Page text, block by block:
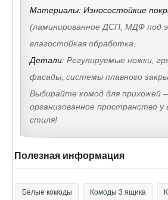
Материалы: Износостойкие
(ламинированное ДСП, МДФ под
влагостойкая обработка.
Детали: Регулируемые ножки,
фасады, системы плавного
Выбирайте комод для прихожей
организованное пространство у
стиля!
Полезная информация
Белые комоды Комоды 3 ящика